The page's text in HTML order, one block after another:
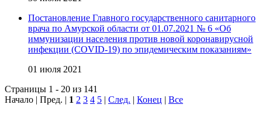
Постановление Главного государственного санитарного
врача по Амурской области от 01.07.2021 № 6 «Об
иммунизации населения против новой коронавирусной
инфекции (COVID-19) по эпидемическим показаниям»
01 июля 2021
Страницы 1 - 20 из 141
Начало | Пред. | 1 2 3 4 5 | След. | Конец | Все